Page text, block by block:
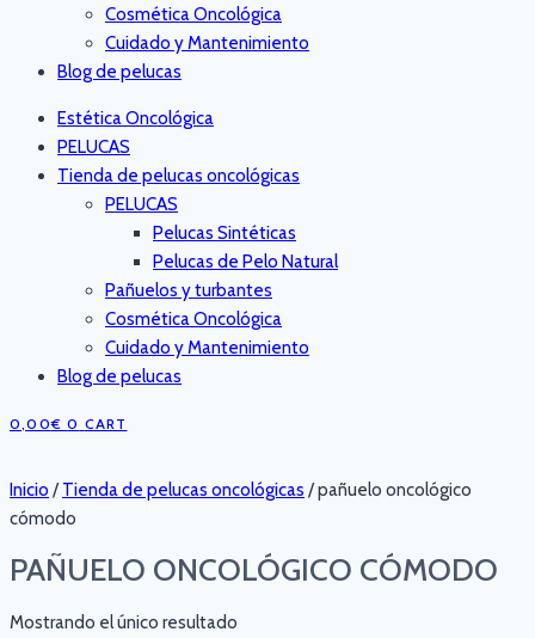
Cosmética Oncológica
Cuidado y Mantenimiento
Blog de pelucas
Estética Oncológica
PELUCAS
Tienda de pelucas oncológicas
PELUCAS
Pelucas Sintéticas
Pelucas de Pelo Natural
Pañuelos y turbantes
Cosmética Oncológica
Cuidado y Mantenimiento
Blog de pelucas
0,00€ 0 CART
Inicio / Tienda de pelucas oncológicas /pañuelo oncológico
cómodo
PAÑUELO ONCOLÓGICO CÓMODO
Mostrando el único resultado